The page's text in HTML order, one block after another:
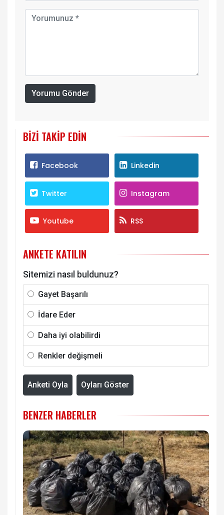
Yorumu Gönder
BIZI TAKIP EDIN
Facebook Linkedin
Twitter Instagram
Youtube RSS
ANKETE KATILIN
Sitemizi nasıl buldunuz?
Gayet Başarılı
İdare Eder
Daha iyi olabilirdi
Renkler değişmeli
Anketi Oyla Oyları Göster
BENZER HABERLER